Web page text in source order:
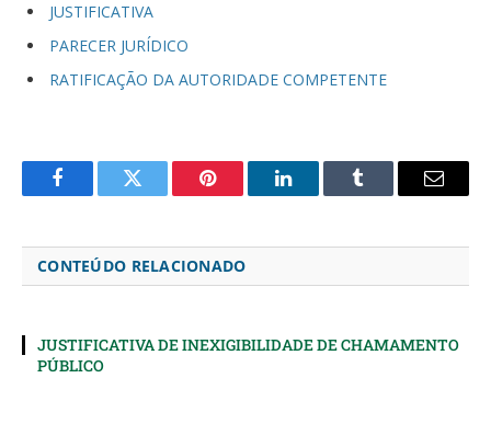
JUSTIFICATIVA
PARECER JURÍDICO
RATIFICAÇÃO DA AUTORIDADE COMPETENTE
FacebookTwitter Pinterest LinkedInTumblr Email
CONTEÚDO RELACIONADO
JUSTIFICATIVA DE INEXIGIBILIDADE DE CHAMAMENTO
PÚBLICO